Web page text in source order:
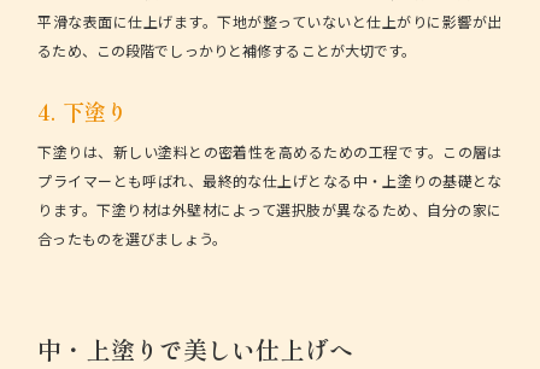
平滑な表面に仕上げます。下地が整っていないと仕上がりに影響が出
るため、この段階でしっかりと補修することが大切です。
4. 下塗り
下塗り は、新しい塗料との密着性を高めるための工程です。この層は
プライマーとも呼ばれ、最終的な仕上げとなる中・上塗りの基礎とな
ります。下塗り材は外壁材によって選択肢が異なるため、自分の家に
合ったものを選びましょう。
中・上塗りで美しい仕上げへ